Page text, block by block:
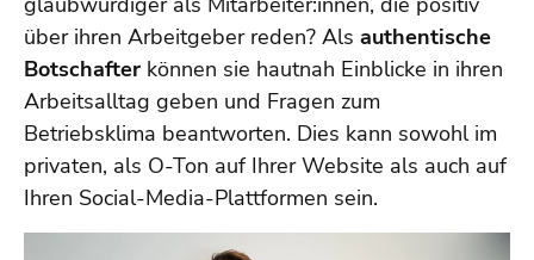
über ihren Arbeitgeber reden? Als authentische
Botschafter können sie hautnah Einblicke in ihren
Arbeitsalltag geben und Fragen zum
Betriebsklima beantworten. Dies kann sowohl im
privaten, als O-Ton auf Ihrer Website als auch auf
Ihren Social-Media-Plattformen sein.